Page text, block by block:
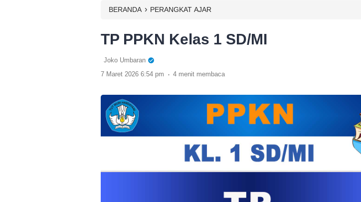
BERANDA › PERANGKAT AJAR
TP PPKN Kelas 1 SD/MI
Joko Umbaran
7 Maret 2026 6:54 pm . 4 menit membaca